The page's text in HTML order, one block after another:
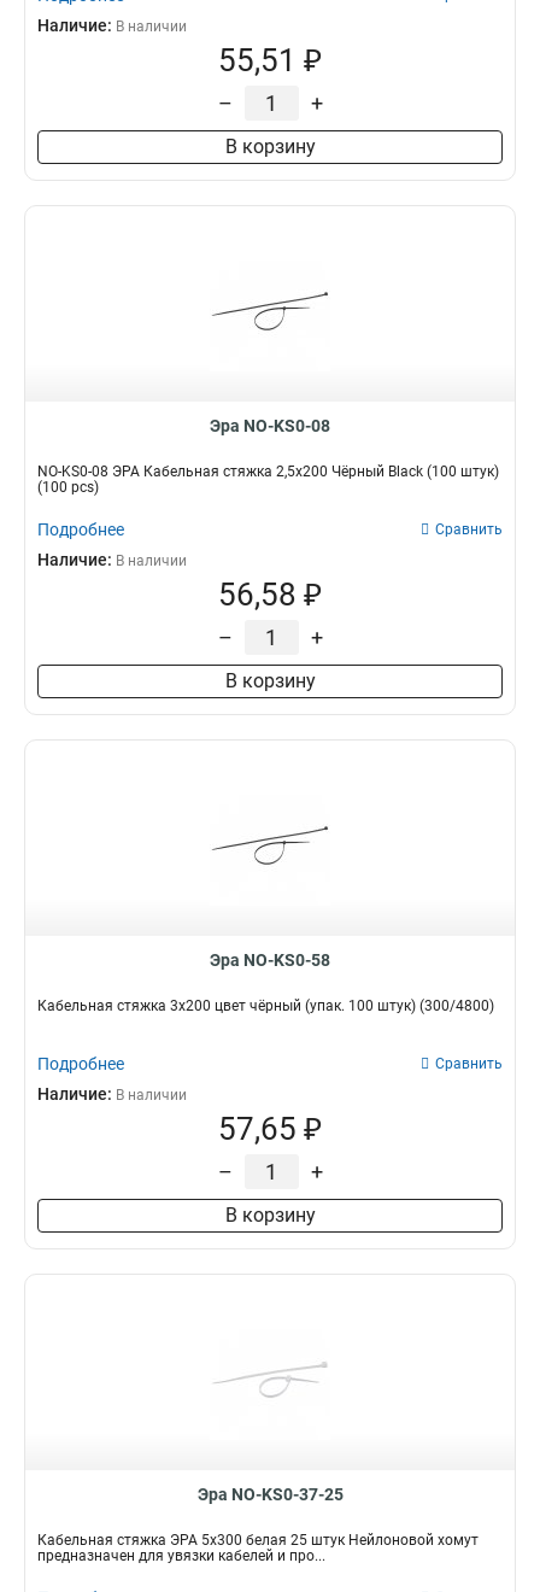
Наличие: В наличии
55,51 ₽
– +
В корзину
Эра NO-KS0-08
NO-KS0-08 ЭРА Кабельная стяжка 2,5х200 Чёрный Black (100 штук)
(100 pcs)
Подробнее Сравнить
Наличие: В наличии
56,58 ₽
– +
В корзину
Эра NO-KS0-58
Кабельная стяжка 3x200 цвет чёрный (упак. 100 штук) (300/4800)
Подробнее Сравнить
Наличие: В наличии
57,65 ₽
– +
В корзину
Эра NO-KS0-37-25
Кабельная стяжка ЭРА 5x300 белая 25 штук Нейлоновой хомут
предназначен для увязки кабелей и про...